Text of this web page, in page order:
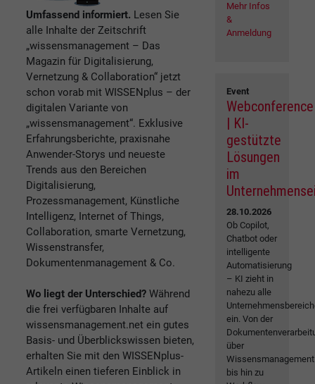
Umfassend informiert. Lesen Sie
alle Inhalte der Zeitschrift
„wissensmanagement – Das
Magazin für Digitalisierung,
Vernetzung & Collaboration“ jetzt
schon vorab mit WISSENplus – der
digitalen Variante von
„wissensmanagement“. Exklusive
Erfahrungsberichte, praxisnahe
Anwender-Storys und neueste
Trends aus den Bereichen
Digitalisierung,
Prozessmanagement, Künstliche
Intelligenz, Internet of Things,
Collaboration, smarte Vernetzung,
Wissenstransfer,
Dokumentenmanagement & Co.
Wo liegt der Unterschied? Während
die frei verfügbaren Inhalte auf
wissensmanagement.net ein gutes
Basis- und Überblickswissen bieten,
erhalten Sie mit den WISSENplus-
Artikeln einen tieferen Einblick in
Mehr Infos
&
Anmeldung
Event
Webconference
| KI-
gestützte
Lösungen
im
28.10.2026
Ob Copilot,
Chatbot oder
intelligente
Automatisierung
– KI zieht in
nahezu alle
ein. Von der
über
Wissensmanagement
bis hin zu